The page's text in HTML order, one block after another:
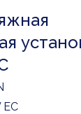
EC